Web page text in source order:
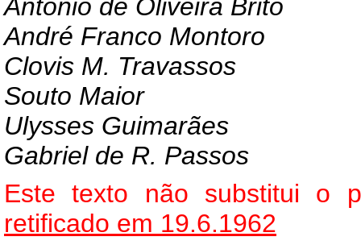
Antonio de Oliveira Brito
André Franco Montoro
Clovis M. Travassos
Souto Maior
Ulysses Guimarães
Gabriel de R. Passos
Este texto não substitui o
retificado em 19.6.1962